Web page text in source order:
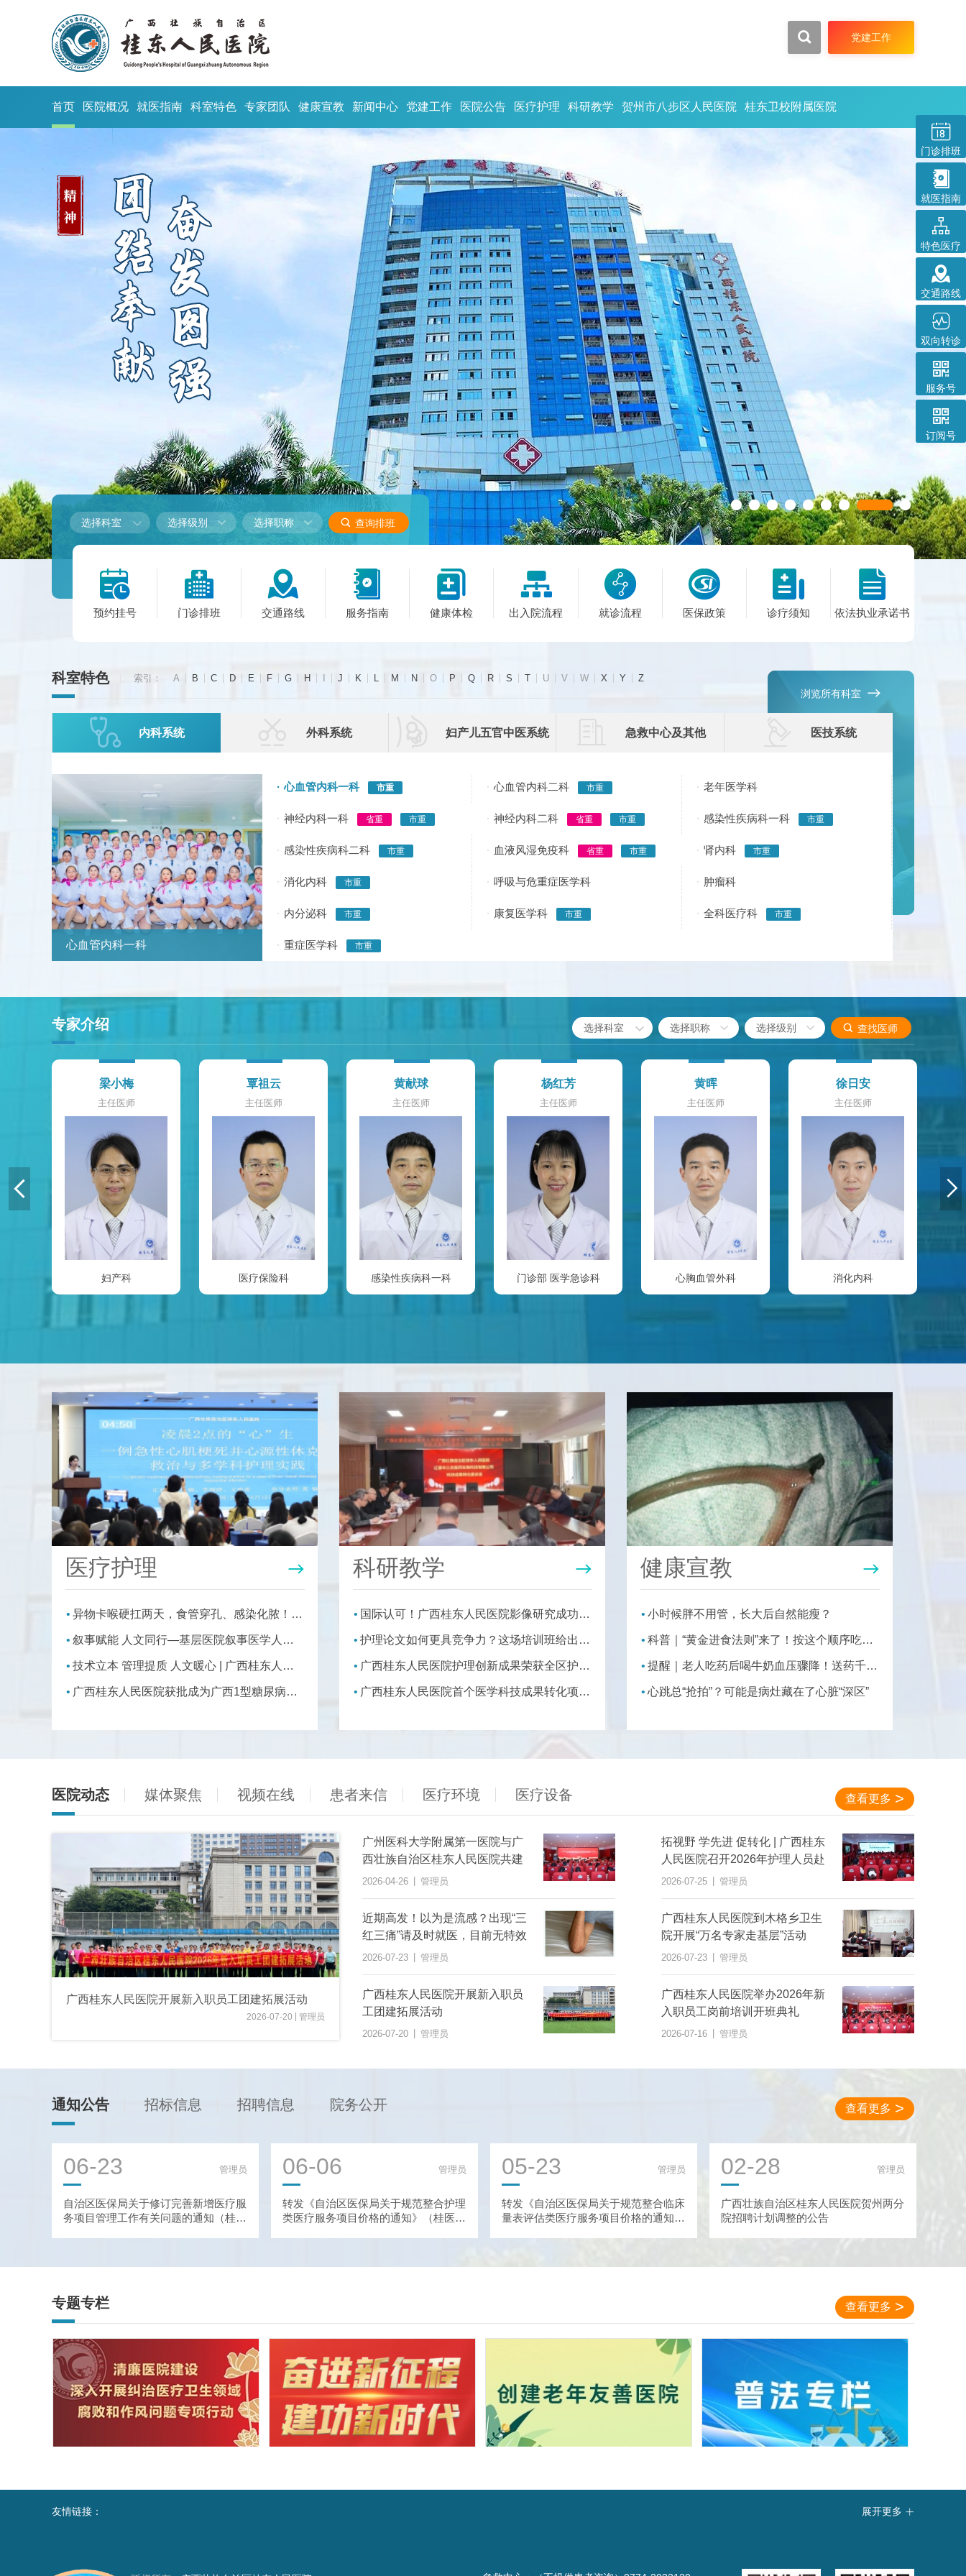
党建工作


首页 医院概况 就医指南 科室特色 专家团队 健康宣教 新闻中心 党建工作 医院公告 医疗护理 科研教学 贺州市八步区人民医院 桂东卫校附属医院
选择科室   查询排班

预约挂号

门诊排班

交通路线

服务指南

健康体检

出入院流程

就诊流程

医保政策

诊疗须知

依法执业承诺书
科室特色 索引： A B C D E F G H J K L M N O P Q R S T U V W X Y Z
 内科系统 外科系统 妇产儿五官中医系统 急救中心及其他 医技系统
心血管内科一科
心血管内科一科 市重 心血管内科二科 市重 老年医学科
神经内科一科 省重 市重 神经内科二科 省重 市重 感染性疾病科一科 市重
感染性疾病科二科 市重 血液风湿免疫科 省重 市重 肾内科 市重
消化内科 市重 呼吸与危重症医学科 肿瘤科
内分泌科 市重 康复医学科 市重 全科医疗科 市重
重症医学科 市重
浏览所有科室 
专家介绍 选择科室   查找医师

梁小梅
主任医师
妇产科
覃祖云
主任医师
医疗保险科
黄献球
主任医师
感染性疾病科一科
杨红芳
主任医师
门诊部 医学急诊科
黄晖
主任医师
心胸血管外科
徐日安
主任医师
消化内科

医疗护理 
异物卡喉硬扛两天，食管穿孔、感染化脓！别再用偏方赌命了
叙事赋能 人文同行—基层医院叙事医学人文关怀能力提升培训班暨学术年会召开
技术立本 管理提质 人文暖心 | 广西桂东人民医院建设国家卫健委肺癌患者围手术期全程管理中心
广西桂东人民医院获批成为广西1型糖尿病联盟核心成员单位
科研教学 
国际认可！广西桂东人民医院影像研究成功入选欧洲放射学大会2026，并获Oral报告资格！
护理论文如何更具竞争力？这场培训班给出了答案
广西桂东人民医院护理创新成果荣获全区护理创新大赛优秀作品奖
广西桂东人民医院首个医学科技成果转化项目成功签约
健康宣教 
小时候胖不用管，长大后自然能瘦？
科普｜“黄金进食法则”来了！按这个顺序吃，可减重、调脂、稳血糖→
提醒｜老人吃药后喝牛奶血压骤降！送药千万别用这几种“水”
心跳总“抢拍”？可能是病灶藏在了心脏“深区”
医院动态 媒体聚焦 视频在线 患者来信 医疗环境 医疗设备 查看更多
广西桂东人民医院开展新入职员工团建拓展活动
2026-07-20 管理员
广州医科大学附属第一医院与广
西壮族自治区桂东人民医院共建
医疗联合体
2026-04-26 管理员
拓视野 学先进 促转化 | 广西桂东
人民医院召开2026年护理人员赴
港专科护理交流及上半年外出进
2026-07-25 管理员
近期高发！以为是流感？出现“三
红三痛”请及时就医，目前无特效
药！
2026-07-23 管理员
广西桂东人民医院到木格乡卫生
院开展“万名专家走基层”活动
2026-07-23 管理员
广西桂东人民医院开展新入职员
工团建拓展活动
2026-07-20 管理员
广西桂东人民医院举办2026年新
入职员工岗前培训开班典礼
2026-07-16 管理员
通知公告 招标信息 招聘信息 院务公开 查看更多
06-23 管理员
自治区医保局关于修订完善新增医疗服
务项目管理工作有关问题的通知（桂医
06-06 管理员
转发《自治区医保局关于规范整合护理
类医疗服务项目价格的通知》（桂医保
05-23 管理员
转发《自治区医保局关于规范整合临床
量表评估类医疗服务项目价格的通知》
02-28 管理员
广西壮族自治区桂东人民医院贺州两分
院招聘计划调整的公告
专题专栏 查看更多
友情链接： 展开更多 

门诊排班

就医指南

特色医疗
技术

交通路线

双向转诊

服务号

订阅号